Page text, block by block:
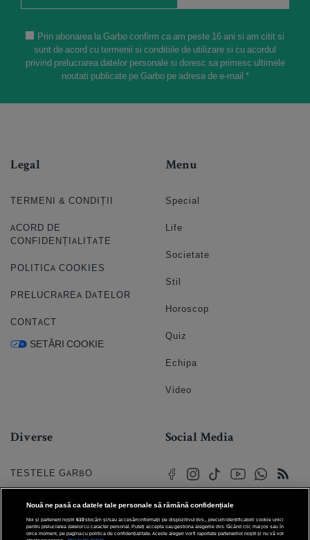
Prin abonarea la Garbo confirm ca am peste 16 ani si am citit si
sunt de acord cu termenii si conditiile de utilizare si cu acordul
privind prelucrarea datelor personale si doresc sa primesc ultimele
noutati publicate pe Garbo pe adresa de e-mail *
Legal
TERMENI & CONDIȚII
ACORD DE
CONFIDENȚIALITATE
POLITICA COOKIES
PRELUCRAREA DATELOR
CONTACT
SETĂRI COOKIE
Menu
Special
Life
Societate
Stil
Horoscop
Quiz
Echipa
Video
Diverse
TESTELE GARBO
HOROSCOP
HOROSCOPUL IUBIRII
Social Media
Nouă ne pasă ca datele tale personale să rămână confidențiale
Noi și partenerii noștri 610stocăm și/sau accesăm informații pe dispozitivul dvs., precum identificatorii cookie unici
pentru prelucrarea datelor cu caracter personal. Puteți accepta sau gestiona alegerile dvs. făcând clic mai jos sau în
orice moment, pe pagina cu politica de confidențialitate. Aceste alegeri vor fi raportate partenerilor noștri și nu vă vor